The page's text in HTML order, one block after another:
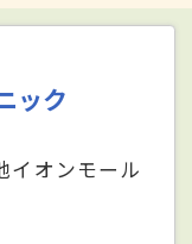
ック
イオンモール